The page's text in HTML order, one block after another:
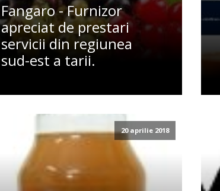
Fangaro - Furnizor
apreciat de prestari
servicii din regiunea
sud-est a tarii.
20 aprilie 2018